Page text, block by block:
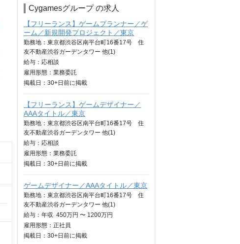
Cygamesグループ の求人
【フリーランス】ゲームプランナー／ゲ
ーム／新規開発プロジェクト／東京
勤務地：東京都渋谷区南平台町16番17号 住
友不動産渋谷ガーデンタワー 他(1)
給与： 応相談
雇用形態：業務委託
掲載日： 30+日 前に掲載
【フリーランス】ゲームデザイナー／
AAAタイトル／東京
勤務地：東京都渋谷区南平台町16番17号 住
友不動産渋谷ガーデンタワー 他(1)
給与： 応相談
雇用形態：業務委託
掲載日： 30+日 前に掲載
ゲームデザイナー／AAAタイトル／東京
勤務地：東京都渋谷区南平台町16番17号 住
友不動産渋谷ガーデンタワー 他(1)
給与： 年収 450万円 〜 1200万円
雇用形態：正社員
掲載日： 30+日 前に掲載